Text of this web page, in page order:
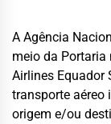
A Agência
meio da Portaria
Airlines Equador
transporte aéreo
origem e/ou